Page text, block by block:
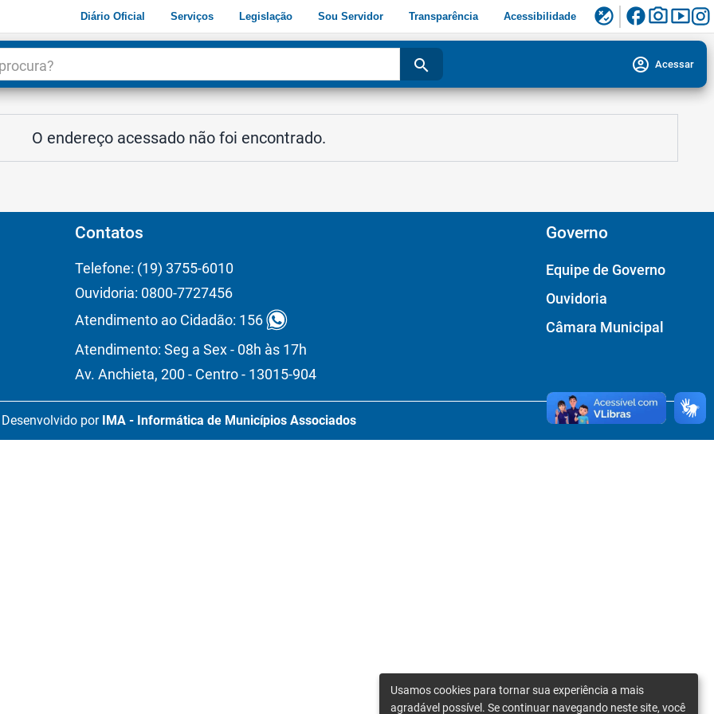
Diário Oficial Serviços Legislação Sou Servidor Transparência Acessibilidade flaky facebookphoto_camerasmart_display
search account_circle Acessar
O endereço acessado não foi encontrado.
Contatos
Telefone: (19) 3755-6010
Ouvidoria: 0800-7727456
Atendimento ao Cidadão: 156
Atendimento: Seg a Sex - 08h às 17h
Av. Anchieta, 200 - Centro - 13015-904
Governo
Equipe de Governo
Ouvidoria
Câmara Municipal
Desenvolvido por IMA - Informática de Municípios Associados
Usamos cookies para tornar sua experiência a mais
agradável possível. Se continuar navegando neste site, você